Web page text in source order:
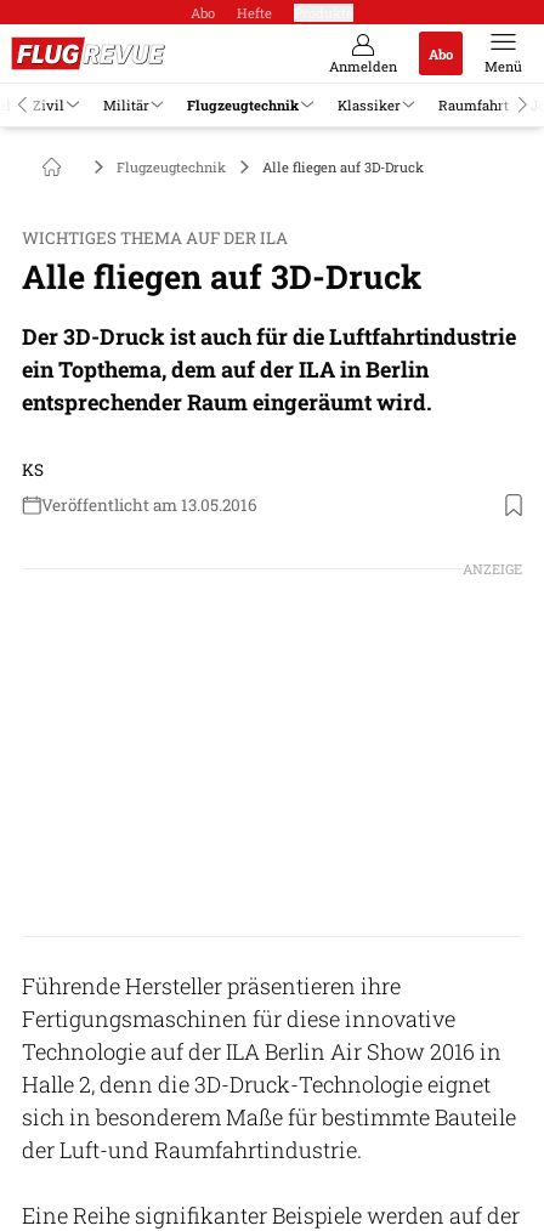
Abo Hefte
Anmelden
Abo
Menü
Zivil Militär Flugzeugtechnik Klassiker Raumfahrt
Flugzeugtechnik Alle fliegen auf 3D-Druck
WICHTIGES THEMA AUF DER ILA
Alle fliegen auf 3D-Druck
Der 3D-Druck ist auch für die Luftfahrtindustrie
ein Topthema, dem auf der ILA in Berlin
entsprechender Raum eingeräumt wird.
KS
Veröffentlicht am 13.05.2016
ANZEIGE
Führende Hersteller präsentieren ihre
Fertigungsmaschinen für diese innovative
Technologie auf der ILA Berlin Air Show 2016 in
Halle 2, denn die 3D-Druck-Technologie eignet
sich in besonderem Maße für bestimmte Bauteile
der Luft-und Raumfahrtindustrie.
Eine Reihe signifikanter Beispiele werden auf der